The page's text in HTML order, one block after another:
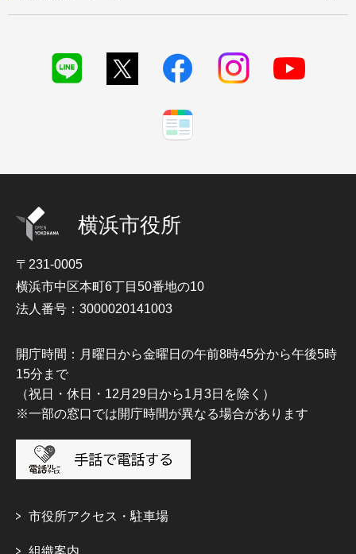
横浜市役所
〒231-0005
横浜市中区本町6丁目50番地の10
法人番号：3000020141003
開庁時間：月曜日から金曜日の午前8時45分から午後5時
15分まで
（祝日・休日・12月29日から1月3日を除く）
※一部の窓口では開庁時間が異なる場合があります
市役所アクセス・駐車場
組織案内